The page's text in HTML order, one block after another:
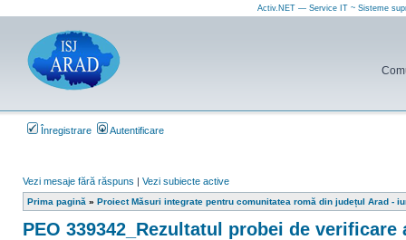
Activ.NET — Service IT ~ Sisteme
Înregistrare Autentificare
Vezi mesaje fără răspuns | Vezi subiecte active
Prima pagină » Proiect Măsuri integrate pentru comunitatea romă din județul Arad -
PEO 339342_Rezultatul probei de